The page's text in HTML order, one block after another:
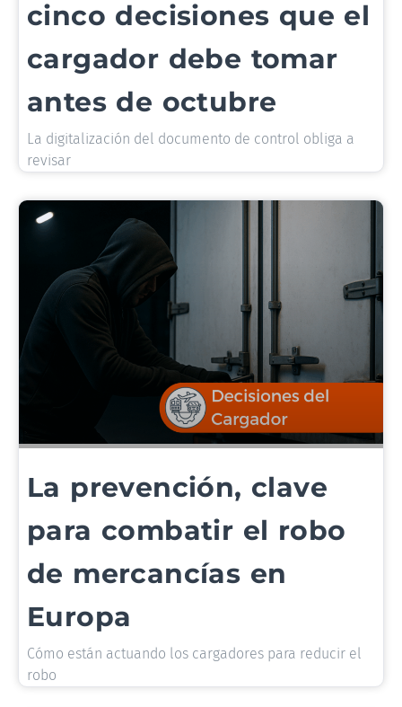
cinco decisiones que el
cargador debe tomar
antes de octubre
La digitalización del documento de control obliga a
revisar
La prevención, clave
para combatir el robo
de mercancías en
Europa
Cómo están actuando los cargadores para reducir el
robo